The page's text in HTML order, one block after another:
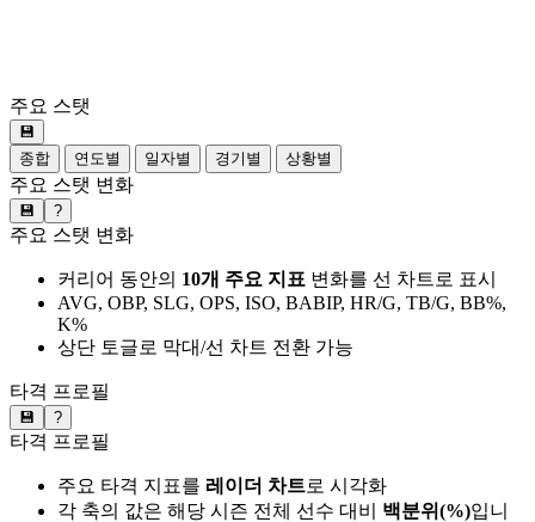
주요 스탯
💾
종합
연도별 일자별 경기별 상황별
주요 스탯 변화
💾 ?
주요 스탯 변화
커리어 동안의 10개 주요 지표 변화를 선 차트로 표시
AVG, OBP, SLG, OPS, ISO, BABIP, HR/G, TB/G, BB%,
K%
상단 토글로 막대/선 차트 전환 가능
타격 프로필
💾 ?
타격 프로필
주요 타격 지표를 레이더 차트로 시각화
각 축의 값은 해당 시즌 전체 선수 대비 백분위(%)입니